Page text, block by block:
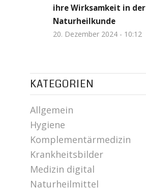
ihre Wirksamkeit in der
Naturheilkunde
20. Dezember 2024 - 10:12
KATEGORIEN
Allgemein
Hygiene
Komplementärmedizin
Krankheitsbilder
Medizin digital
Naturheilmittel